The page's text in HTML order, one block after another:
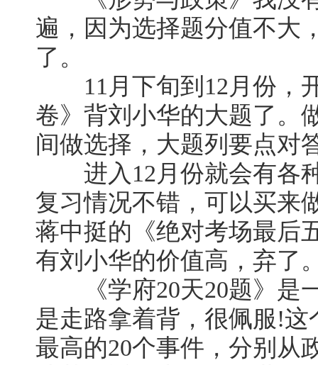
遍，因为选择题分值不大
了。
11月下旬到12月份，
卷》背刘小华的大题了。
间做选择，大题列要点对
进入12月份就会有各
复习情况不错，可以买来
蒋中挺的《绝对考场最后
有刘小华的价值高，弃了
《学府20天20题》是
是走路拿着背，很佩服!
最高的20个事件，分别从